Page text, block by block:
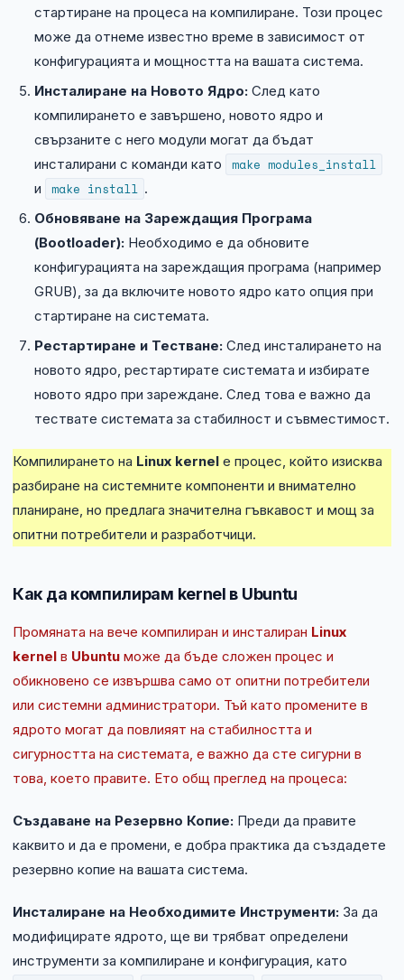
стартиране на процеса на компилиране. Този процес
може да отнеме известно време в зависимост от
конфигурацията и мощността на вашата система.
Инсталиране на Новото Ядро: След като
компилирането е завършено, новото ядро и
свързаните с него модули могат да бъдат
инсталирани с команди като
make modules_install
и make install .
Обновяване на Зареждащия Програма
(Bootloader): Необходимо е да обновите
конфигурацията на зареждащия програма (например
GRUB), за да включите новото ядро като опция при
стартиране на системата.
Рестартиране и Тестване: След инсталирането на
новото ядро, рестартирате системата и избирате
новото ядро при зареждане. След това е важно да
тествате системата за стабилност и съвместимост.
Компилирането на Linux kernel е процес, който изисква
разбиране на системните компоненти и внимателно
планиране, но предлага значителна гъвкавост и мощ за
опитни потребители и разработчици.
Как да компилирам kernel в Ubuntu
Промяната на вече компилиран и инсталиран Linux
kernel в Ubuntu може да бъде сложен процес и
обикновено се извършва само от опитни потребители
или системни администратори. Тъй като промените в
ядрото могат да повлияят на стабилността и
сигурността на системата, е важно да сте сигурни в
това, което правите. Ето общ преглед на процеса:
Създаване на Резервно Копие: Преди да правите
каквито и да е промени, е добра практика да създадете
резервно копие на вашата система.
Инсталиране на Необходимите Инструменти: За да
модифицирате ядрото, ще ви трябват определени
инструменти за компилиране и конфигурация, като